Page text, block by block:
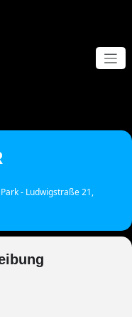
- Ludwigstraße 21,